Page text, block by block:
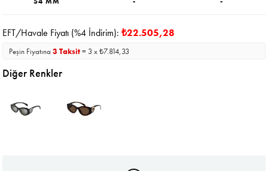
EFT/Havale Fiyatı (%4 İndirim):₺22.505,28
Peşin Fiyatına3 Taksit= 3 x ₺7.814,33
Diğer Renkler